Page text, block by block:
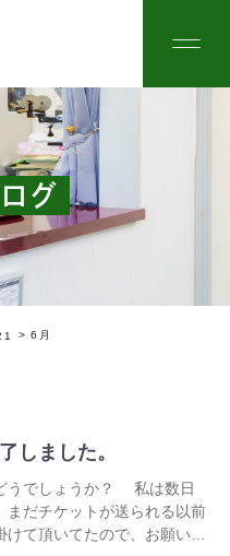
グ
6月
しました。
うでしょうか？ 私は数日
まだチケットが送られる以前
て頂いてたので、お願いし